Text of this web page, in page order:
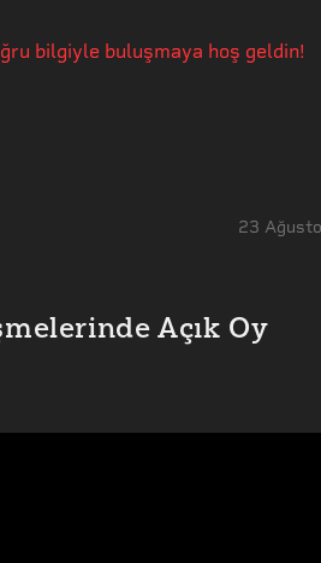
bilgiyle buluşmaya hoş geldin!
23
Açık Oy